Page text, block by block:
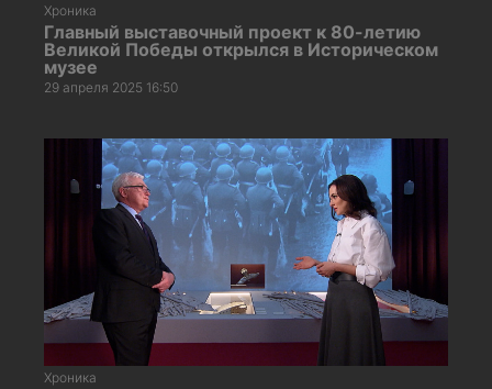
Хроника
Главный выставочный проект к 80-летию
Великой Победы открылся в Историческом
музее
29 апреля 2025 16:50
Хроника